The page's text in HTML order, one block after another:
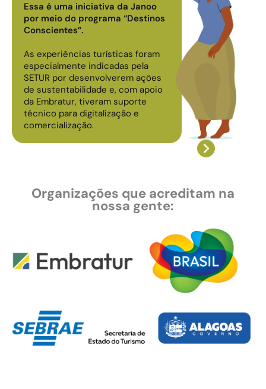
Essa é uma iniciativa da Janoo
por meio do programa “Destinos
Conscientes”.
As experiências turísticas foram
especialmente indicadas pela
SETUR por desenvolverem ações
de sustentabilidade e, com apoio
da Embratur, tiveram suporte
técnico para digitalização e
comercialização.
Vivencie o dia a
comunidades,
guiados por
conhecem cada
segredos de
Organizações que acreditam na
nossa gente: